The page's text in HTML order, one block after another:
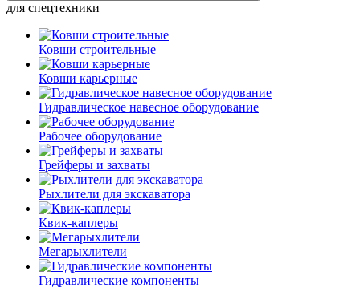
для спецтехники
Ковши строительные
Ковши карьерные
Гидравлическое навесное оборудование
Рабочее оборудование
Грейферы и захваты
Рыхлители для экскаватора
Квик-каплеры
Мегарыхлители
Гидравлические компоненты